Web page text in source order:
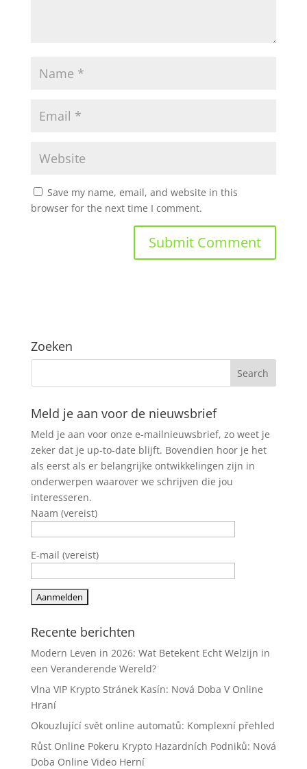
Save my name, email, and website in this
browser for the next time I comment.
Zoeken
Meld je aan voor de nieuwsbrief
Meld je aan voor onze e-mailnieuwsbrief, zo weet je
zeker dat je up-to-date blijft. Bovendien hoor je het
als eerst als er belangrijke ontwikkelingen zijn in
onderwerpen waarover we schrijven die jou
interesseren.
Naam (vereist)
E-mail (vereist)
Recente berichten
Modern Leven in 2026: Wat Betekent Echt Welzijn in
een Veranderende Wereld?
Vlna VIP Krypto Stránek Kasín: Nová Doba V Online
Hraní
Okouzlující svět online automatů: Komplexní přehled
Růst Online Pokeru Krypto Hazardních Podniků: Nová
Doba Online Video Herní